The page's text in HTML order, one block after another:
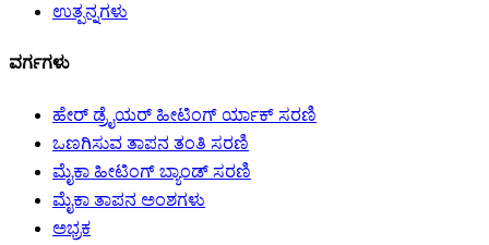
ಉತ್ಪನ್ನಗಳು
ವರ್ಗಗಳು
ಹೇರ್ ಡ್ರೈಯರ್ ಹೀಟಿಂಗ್ ರ್ಯಾಕ್ ಸರಣಿ
ಒಣಗಿಸುವ ತಾಪನ ತಂತಿ ಸರಣಿ
ಮೈಕಾ ಹೀಟಿಂಗ್ ಬ್ಯಾಂಡ್ ಸರಣಿ
ಮೈಕಾ ತಾಪನ ಅಂಶಗಳು
ಅಭ್ರಕ